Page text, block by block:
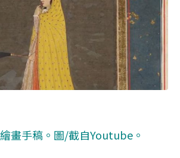
畫手稿。圖/截自Youtube 。